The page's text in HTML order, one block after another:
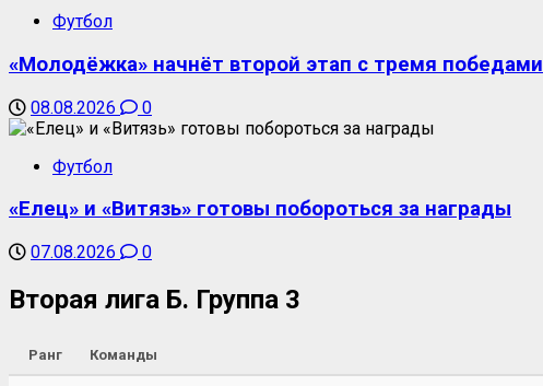
Футбол
«Молодёжка» начнёт второй этап с тремя
08.08.2026 0
Футбол
«Елец» и «Витязь» готовы побороться за награды
07.08.2026 0
Вторая лига Б. Группа 3
Ранг Команды